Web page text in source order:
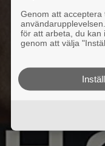
Genom att acceptera
för att arbeta, du kan
genom att välja